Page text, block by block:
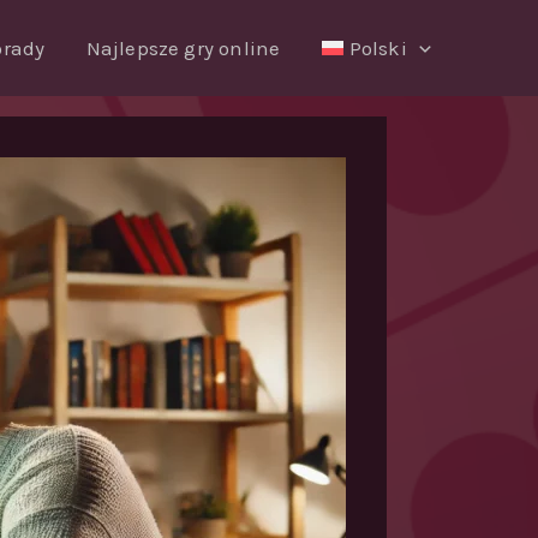
Najlepsze gry online Polski